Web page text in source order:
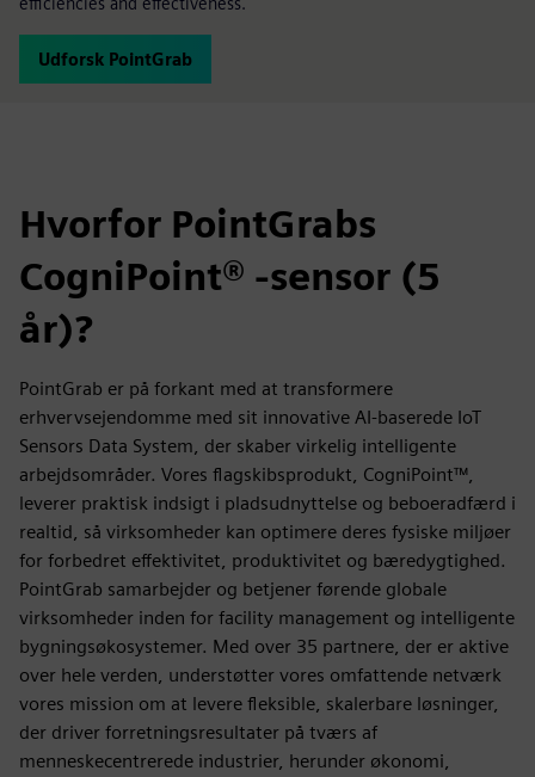
Udforsk PointGrab
Hvorfor PointGrabs
CogniPoint® -sensor (5
år)?
PointGrab er på forkant med at transformere
erhvervsejendomme med sit innovative AI-baserede IoT
Sensors Data System, der skaber virkelig intelligente
arbejdsområder. Vores flagskibsprodukt, CogniPoint™,
leverer praktisk indsigt i pladsudnyttelse og beboeradfærd i
realtid, så virksomheder kan optimere deres fysiske miljøer
for forbedret effektivitet, produktivitet og bæredygtighed.
PointGrab samarbejder og betjener førende globale
virksomheder inden for facility management og intelligente
bygningsøkosystemer. Med over 35 partnere, der er aktive
over hele verden, understøtter vores omfattende netværk
vores mission om at levere fleksible, skalerbare løsninger,
der driver forretningsresultater på tværs af
menneskecentrerede industrier, herunder økonomi,